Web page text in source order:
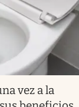
vez a la